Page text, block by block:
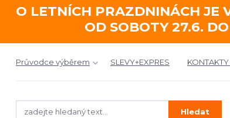
O LETNÍCH PRAZDNINÁCH JE
OD SOBOTY 27.6.
Průvodce výběrem SLEVY+EXPRES
Hledat